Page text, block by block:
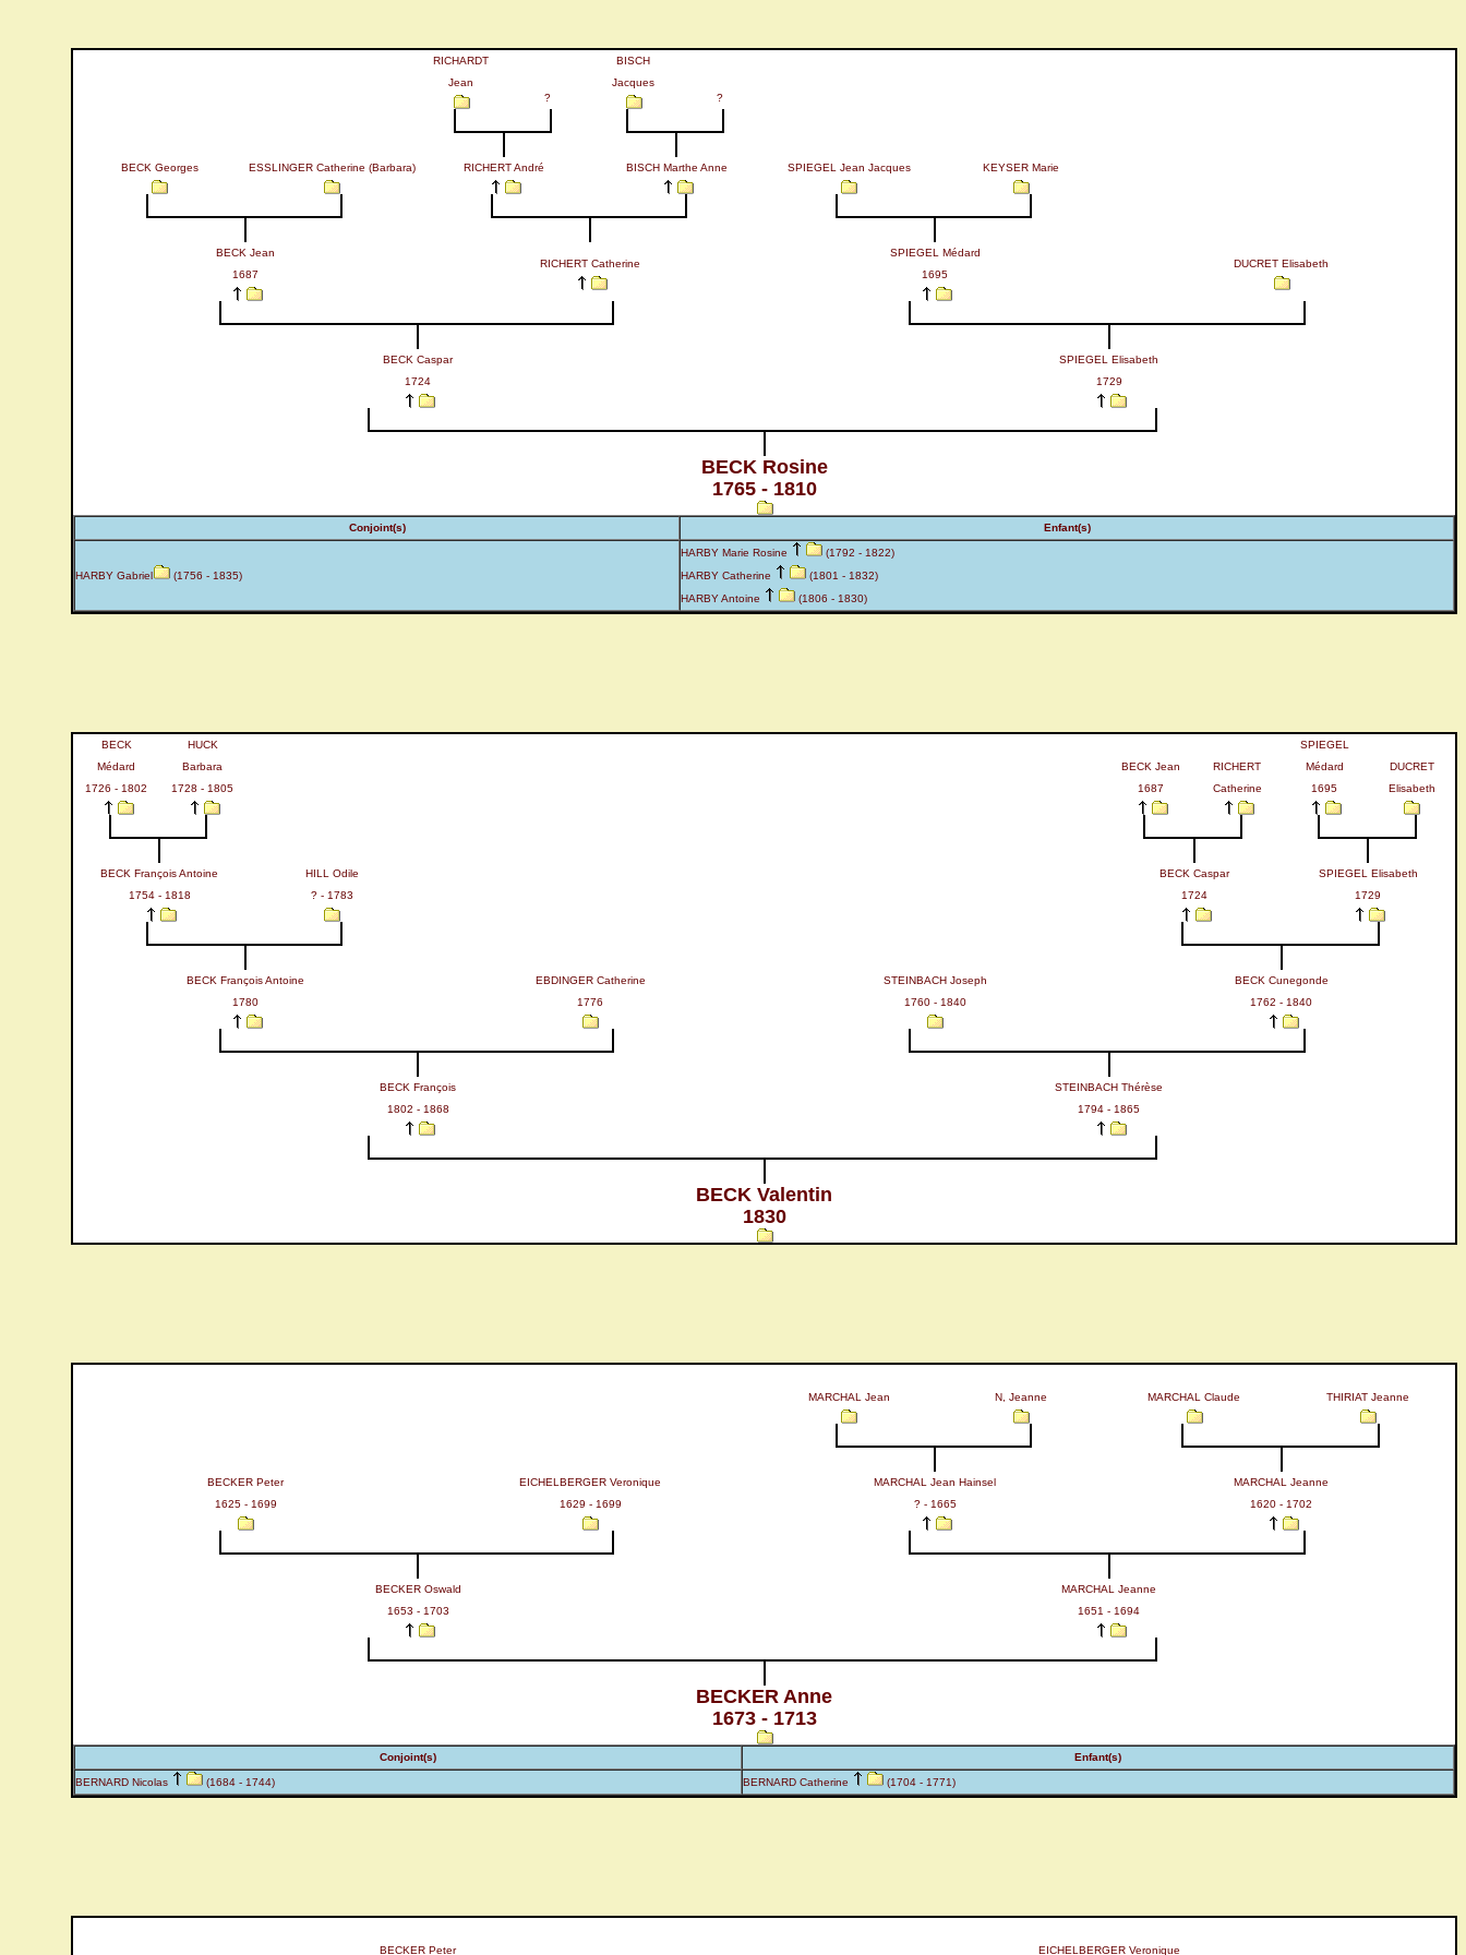
RICHARDT
Jean
?
BISCH
Jacques
?
BECK Georges ESSLINGER Catherine (Barbara) RICHERT André BISCH Marthe Anne SPIEGEL Jean Jacques KEYSER Marie
BECK Jean
1687
RICHERT Catherine
SPIEGEL Médard
1695
DUCRET Elisabeth
BECK Caspar
1724
SPIEGEL Elisabeth
1729
BECK Rosine
1765 - 1810
Conjoint(s) Enfant(s)
HARBY Gabriel (1756 - 1835)
HARBY Marie Rosine
(1792 - 1822)
HARBY Catherine
(1801 - 1832)
HARBY Antoine
(1806 - 1830)
BECK
Médard
1726 - 1802
HUCK
Barbara
1728 - 1805
BECK Jean
1687
RICHERT
Catherine
SPIEGEL
Médard
1695
DUCRET
Elisabeth
BECK François Antoine
1754 - 1818
HILL Odile
? - 1783
BECK Caspar
1724
SPIEGEL Elisabeth
1729
BECK François Antoine
1780
EBDINGER Catherine
1776
STEINBACH Joseph
1760 - 1840
BECK Cunegonde
1762 - 1840
BECK François
1802 - 1868
STEINBACH Thérèse
1794 - 1865
BECK Valentin
1830
MARCHAL Jean N, Jeanne MARCHAL Claude THIRIAT Jeanne
BECKER Peter
1625 - 1699
EICHELBERGER Veronique
1629 - 1699
MARCHAL Jean Hainsel
? - 1665
MARCHAL Jeanne
1620 - 1702
BECKER Oswald
1653 - 1703
MARCHAL Jeanne
1651 - 1694
BECKER Anne
1673 - 1713
Conjoint(s) Enfant(s)
BERNARD Nicolas (1684 - 1744) BERNARD Catherine (1704 - 1771)
BECKER Peter EICHELBERGER Veronique